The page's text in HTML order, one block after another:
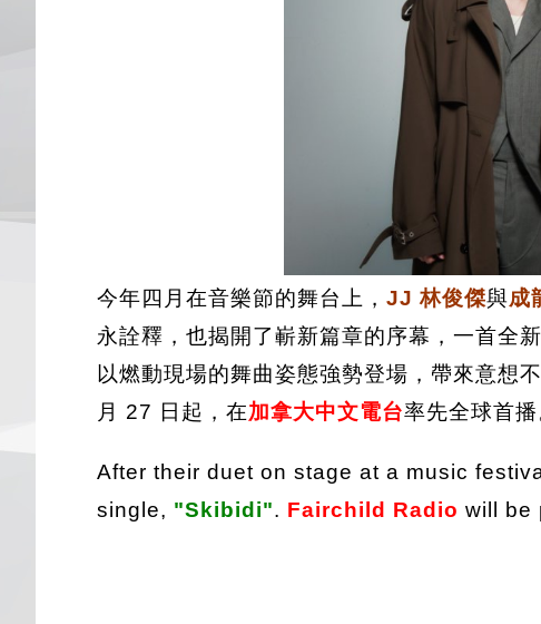
今年四月在音樂節的舞台上， JJ 林俊傑與成
永詮釋，也揭開了嶄新篇章的序幕，一首全
以燃動現場的舞曲姿態強勢登場，帶來意想
月 27 日起，在加拿大中文電台率先全球首播
After their duet on stage at a music
single, "Skibidi". Fairchild Radio will be